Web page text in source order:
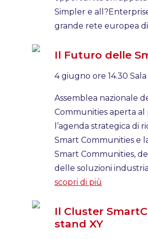
Simpler e
grande rete europea
Il Futuro delle
4 giugno ore 14.30
Assemblea nazionale
Communities aperta
l’agenda strategica di
Smart Communities e
Smart Communities,
delle soluzioni
scopri di più
Il Cluster
stand XY